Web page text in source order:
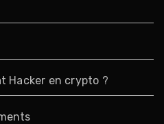
Hacker en crypto ?